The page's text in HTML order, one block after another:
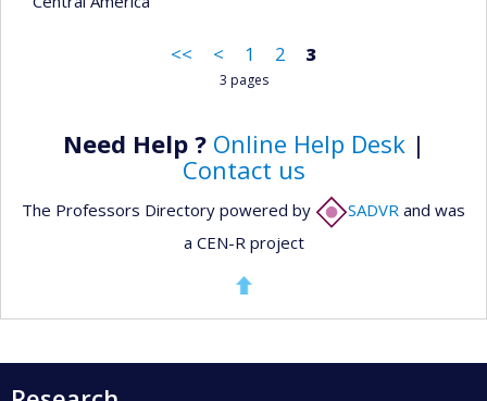
<< < 1 2 3
3 pages
Need Help ? Online Help Desk |
Contact us
The Professors Directory powered by SADVR and was
a CEN-R project